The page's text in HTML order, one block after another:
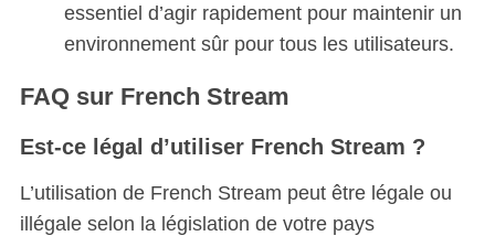
essentiel d’agir rapidement pour maintenir un
environnement sûr pour tous les utilisateurs.
FAQ sur French Stream
Est-ce légal d’utiliser French Stream ?
L’utilisation de French Stream peut être légale ou
illégale selon la législation de votre pays